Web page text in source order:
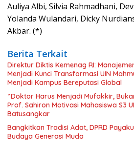
Auliya Albi, Silvia Rahmadhani,
Yolanda Wulandari, Dicky
Akbar. (*)
Berita Terkait
Direktur Diktis Kemenag RI:
Menjadi Kunci Transformasi UIN
Menjadi Kampus Bereputasi Global
“Doktor Harus Menjadi Mufakkir,
Prof. Sahiron Motivasi Mahasiswa S3
Batusangkar
Bangkitkan Tradisi Adat, DPRD
Budaya Generasi Muda